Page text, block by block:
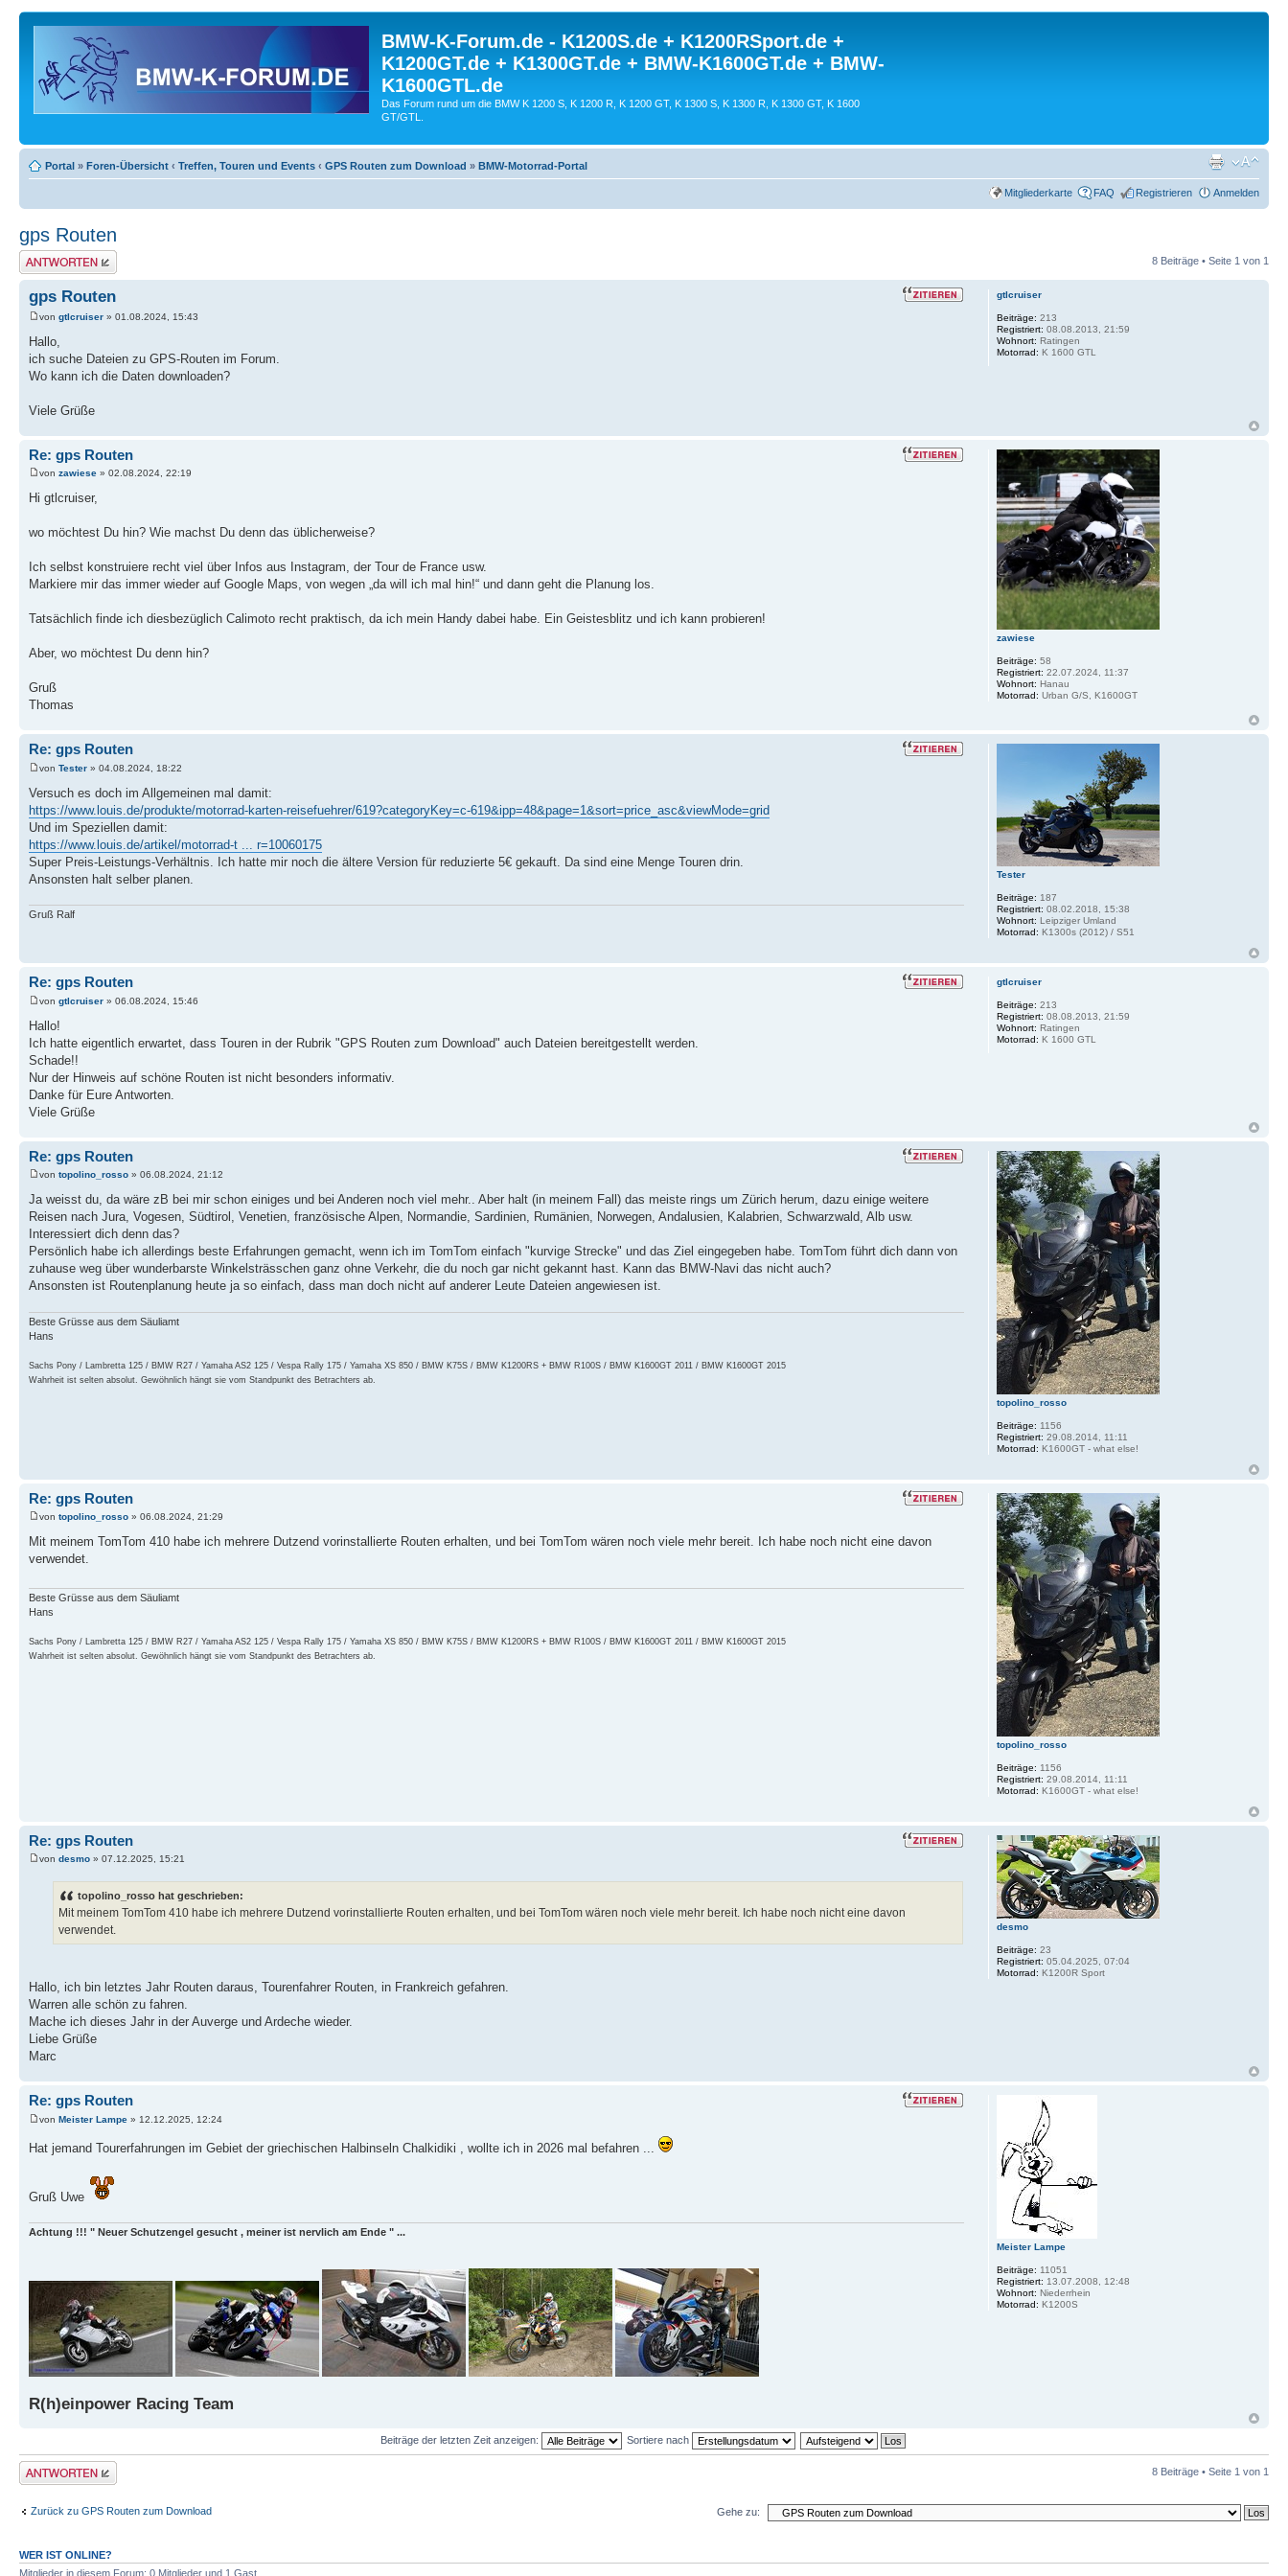
BMW-K-Forum.de - K1200S.de + K1200RSport.de +
K1200GT.de + K1300GT.de + BMW-K1600GT.de + BMW-
K1600GTL.de
Das Forum rund um die BMW K 1200 S, K 1200 R, K 1200 GT, K 1300 S, K 1300 R, K 1300 GT, K 1600
GT/GTL.
Portal » Foren-Übersicht ‹ Treffen, Touren und Events ‹ GPS Routen zum Download » BMW-Motorrad-Portal
Mitgliederkarte FAQ Registrieren Anmelden
gps Routen
Antwort schreiben 8 Beiträge • Seite 1 von 1
gps Routen
von gtlcruiser » 01.08.2024, 15:43
Hallo,
ich suche Dateien zu GPS-Routen im Forum.
Wo kann ich die Daten downloaden?
Viele Grüße
gtlcruiser
Beiträge: 213
Registriert: 08.08.2013, 21:59
Wohnort: Ratingen
Motorrad: K 1600 GTL
Re: gps Routen
von zawiese » 02.08.2024, 22:19
Hi gtlcruiser,
wo möchtest Du hin? Wie machst Du denn das üblicherweise?
Ich selbst konstruiere recht viel über Infos aus Instagram, der Tour de France usw.
Markiere mir das immer wieder auf Google Maps, von wegen „da will ich mal hin!“ und dann geht die Planung los.
Tatsächlich finde ich diesbezüglich Calimoto recht praktisch, da ich mein Handy dabei habe. Ein Geistesblitz und ich kann probieren!
Aber, wo möchtest Du denn hin?
Gruß
Thomas
zawiese
Beiträge: 58
Registriert: 22.07.2024, 11:37
Wohnort: Hanau
Motorrad: Urban G/S, K1600GT
Re: gps Routen
von Tester » 04.08.2024, 18:22
Versuch es doch im Allgemeinen mal damit:
https://www.louis.de/produkte/motorrad-karten-reisefuehrer/619?categoryKey=c-619&ipp=48&page=1&sort=price_asc&viewMode=grid
Und im Speziellen damit:
https://www.louis.de/artikel/motorrad-t ... r=10060175
Super Preis-Leistungs-Verhältnis. Ich hatte mir noch die ältere Version für reduzierte 5€ gekauft. Da sind eine Menge Touren drin.
Ansonsten halt selber planen.
Gruß Ralf
Tester
Beiträge: 187
Registriert: 08.02.2018, 15:38
Wohnort: Leipziger Umland
Motorrad: K1300s (2012) / S51
Re: gps Routen
von gtlcruiser » 06.08.2024, 15:46
Hallo!
Ich hatte eigentlich erwartet, dass Touren in der Rubrik "GPS Routen zum Download" auch Dateien bereitgestellt werden.
Schade!!
Nur der Hinweis auf schöne Routen ist nicht besonders informativ.
Danke für Eure Antworten.
Viele Grüße
gtlcruiser
Beiträge: 213
Registriert: 08.08.2013, 21:59
Wohnort: Ratingen
Motorrad: K 1600 GTL
Re: gps Routen
von topolino_rosso » 06.08.2024, 21:12
Ja weisst du, da wäre zB bei mir schon einiges und bei Anderen noch viel mehr.. Aber halt (in meinem Fall) das meiste rings um Zürich herum, dazu einige weitere
Reisen nach Jura, Vogesen, Südtirol, Venetien, französische Alpen, Normandie, Sardinien, Rumänien, Norwegen, Andalusien, Kalabrien, Schwarzwald, Alb usw.
Interessiert dich denn das?
Persönlich habe ich allerdings beste Erfahrungen gemacht, wenn ich im TomTom einfach "kurvige Strecke" und das Ziel eingegeben habe. TomTom führt dich dann von
zuhause weg über wunderbarste Winkelsträsschen ganz ohne Verkehr, die du noch gar nicht gekannt hast. Kann das BMW-Navi das nicht auch?
Ansonsten ist Routenplanung heute ja so einfach, dass man doch nicht auf anderer Leute Dateien angewiesen ist.
Beste Grüsse aus dem Säuliamt
Hans
Sachs Pony / Lambretta 125 / BMW R27 / Yamaha AS2 125 / Vespa Rally 175 / Yamaha XS 850 / BMW K75S / BMW K1200RS + BMW R100S / BMW K1600GT 2011 / BMW K1600GT 2015
Wahrheit ist selten absolut. Gewöhnlich hängt sie vom Standpunkt des Betrachters ab.
topolino_rosso
Beiträge: 1156
Registriert: 29.08.2014, 11:11
Motorrad: K1600GT - what else!
Re: gps Routen
von topolino_rosso » 06.08.2024, 21:29
Mit meinem TomTom 410 habe ich mehrere Dutzend vorinstallierte Routen erhalten, und bei TomTom wären noch viele mehr bereit. Ich habe noch nicht eine davon
verwendet.
Beste Grüsse aus dem Säuliamt
Hans
Sachs Pony / Lambretta 125 / BMW R27 / Yamaha AS2 125 / Vespa Rally 175 / Yamaha XS 850 / BMW K75S / BMW K1200RS + BMW R100S / BMW K1600GT 2011 / BMW K1600GT 2015
Wahrheit ist selten absolut. Gewöhnlich hängt sie vom Standpunkt des Betrachters ab.
topolino_rosso
Beiträge: 1156
Registriert: 29.08.2014, 11:11
Motorrad: K1600GT - what else!
Re: gps Routen
von desmo » 07.12.2025, 15:21
topolino_rosso hat geschrieben:
Mit meinem TomTom 410 habe ich mehrere Dutzend vorinstallierte Routen erhalten, und bei TomTom wären noch viele mehr bereit. Ich habe noch nicht eine davon
verwendet.
Hallo, ich bin letztes Jahr Routen daraus, Tourenfahrer Routen, in Frankreich gefahren.
Warren alle schön zu fahren.
Mache ich dieses Jahr in der Auverge und Ardeche wieder.
Liebe Grüße
Marc
desmo
Beiträge: 23
Registriert: 05.04.2025, 07:04
Motorrad: K1200R Sport
Re: gps Routen
von Meister Lampe » 12.12.2025, 12:24
Hat jemand Tourerfahrungen im Gebiet der griechischen Halbinseln Chalkidiki , wollte ich in 2026 mal befahren ...
Gruß Uwe
Achtung !!! " Neuer Schutzengel gesucht , meiner ist nervlich am Ende " ...
R(h)einpower Racing Team
Meister Lampe
Beiträge: 11051
Registriert: 13.07.2008, 12:48
Wohnort: Niederrhein
Motorrad: K1200S
Beiträge der letzten Zeit anzeigen: Sortiere nach
Antwort schreiben 8 Beiträge • Seite 1 von 1
Zurück zu GPS Routen zum Download Gehe zu:
WER IST ONLINE?
Mitglieder in diesem Forum: 0 Mitglieder und 1 Gast